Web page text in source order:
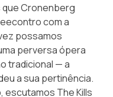
que Cronenberg
com a
possamos
perversa ópera
tradicional — a
a sua pertinência.
escutamos The Kills